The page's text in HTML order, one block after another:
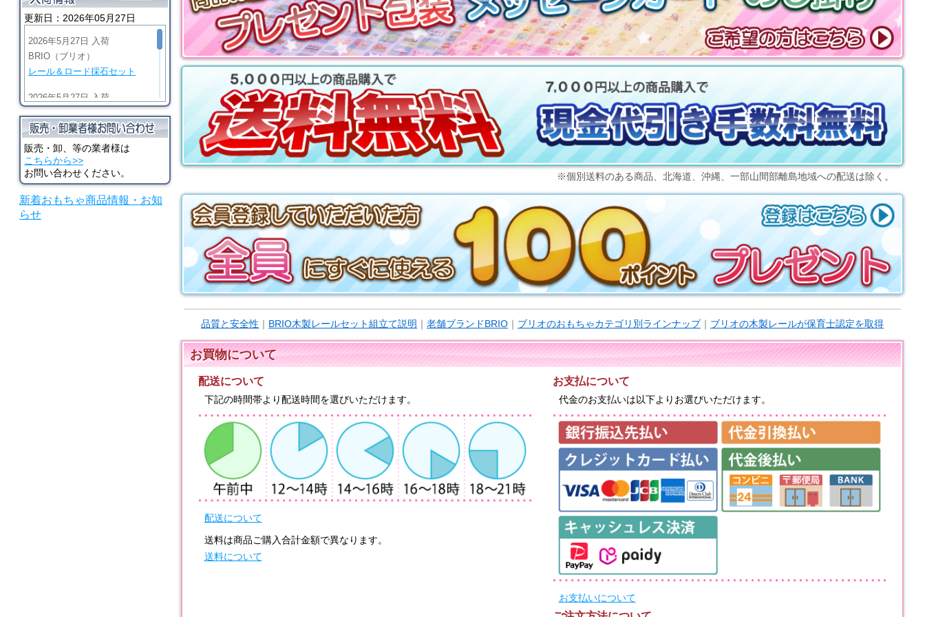
更新日：2026年05月27日
2026年5月27日 入荷
BRIO（ブリオ）
レール＆ロード採石セット
2026年5月27日 入荷
ビッググリーンアクション機
関車
2026年5月27日 入荷
BRIO（ブリオ）
マイティゴールドアクション
機関車
販売・卸、等の業者様は
こちらから>>
お問い合わせください。
新着おもちゃ商品情報・お知
らせ
※個別送料のある商品、北海道、沖縄、一部山間部離島地域への配送は除く。
品質と安全性 ｜ BRIO木製レールセット組立て説明 ｜ 老舗ブランドBRIO ｜ ブリオのおもちゃカテゴリ別ラインナップ｜ ブリオの木製レールが保育士認定を取得
お買物について
配送について
下記の時間帯より配送時間を選びいただけます。
配送について
送料は商品ご購入合計金額で異なります。
送料について
お支払について
代金のお支払いは以下よりお選びいただけます。
お支払いについて